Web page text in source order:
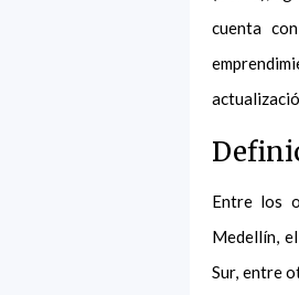
cuenta
Entre los
Medellín,
Sur, entre